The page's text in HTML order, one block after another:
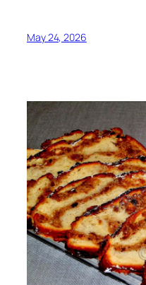
May 24, 2026